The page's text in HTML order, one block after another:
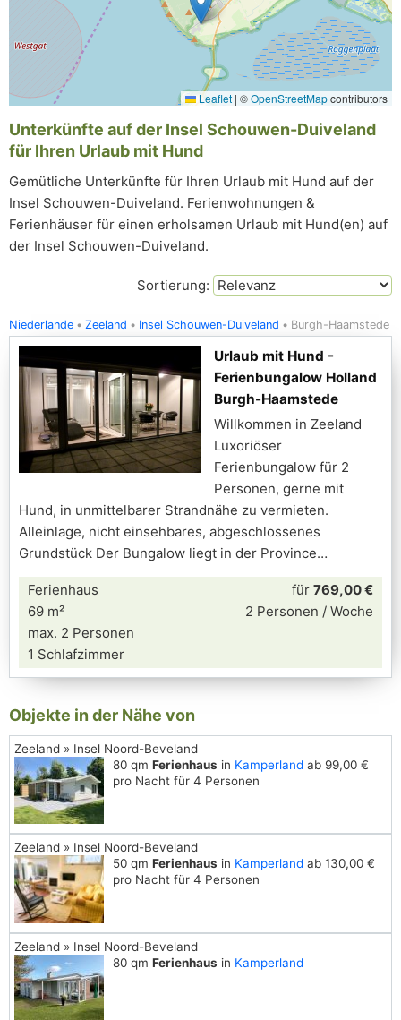
Leaflet | ©OpenStreetMapcontributors
Unterkünfte auf der Insel Schouwen-Duiveland
für Ihren Urlaub mit Hund
Gemütliche Unterkünfte für Ihren Urlaub mit Hund auf der
Insel Schouwen-Duiveland. Ferienwohnungen &
Ferienhäuser für einen erholsamen Urlaub mit Hund(en) auf
der Insel Schouwen-Duiveland.
Sortierung:
Niederlande Zeeland Insel Schouwen-Duiveland Burgh-Haamstede
Urlaub mit Hund -
Ferienbungalow Holland
Burgh-Haamstede
Willkommen in Zeeland
Luxoriöser
Ferienbungalow für 2
Personen, gerne mit
Hund, in unmittelbarer Strandnähe zu vermieten.
Alleinlage, nicht einsehbares, abgeschlossenes
Grundstück Der Bungalow liegt in der Province
Ferienhaus
69 m²
max. 2 Personen
1 Schlafzimmer
für 769,00 €
2 Personen / Woche
Objekte in der Nähe von
Zeeland » Insel Noord-Beveland
80 qm Ferienhaus in Kamperland ab 99,00 €
pro Nacht für 4 Personen
Zeeland » Insel Noord-Beveland
50 qm Ferienhaus in Kamperland ab 130,00 €
pro Nacht für 4 Personen
Zeeland » Insel Noord-Beveland
80 qm Ferienhaus in Kamperland